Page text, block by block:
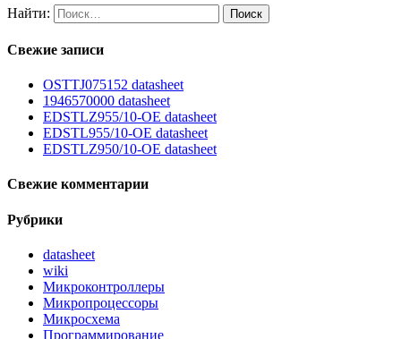
Найти:
Свежие записи
OSTTJ075152 datasheet
1946570000 datasheet
EDSTLZ955/10-OE datasheet
EDSTL955/10-OE datasheet
EDSTLZ950/10-OE datasheet
Свежие комментарии
Рубрики
datasheet
wiki
Микроконтроллеры
Микропроцессоры
Микросхема
Программирование